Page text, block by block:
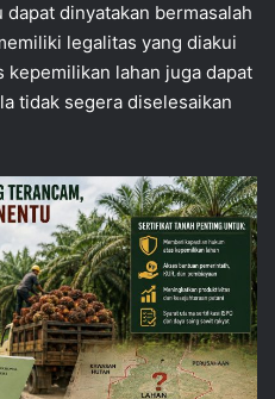
dinyatakan bermasalah
legalitas yang diakui
kepemilikan lahan juga dapat
tidak segera diselesaikan